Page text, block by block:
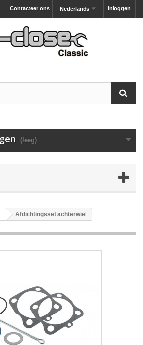
Inloggen
Nederlands
Contacteer ons
(leeg)
Afdichtingsset achterwiel